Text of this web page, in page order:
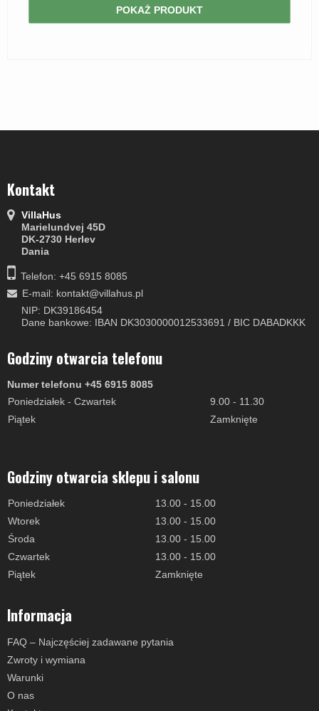
POKAŻ PRODUKT
Kontakt
VillaHus
Marielundvej 45D
DK-2730 Herlev
Dania
Telefon: +45 6915 8085
E-mail: kontakt@villahus.pl
NIP: DK39186454
Dane bankowe: IBAN DK3030000012533691 / BIC DABADKKK
Godziny otwarcia telefonu
Numer telefonu +45 6915 8085
Poniedziałek - Czwartek
9.00 - 11.30
Piątek
Zamknięte
Godziny otwarcia sklepu i salonu
Poniedziałek
13.00 - 15.00
Wtorek
13.00 - 15.00
Środa
13.00 - 15.00
Czwartek
13.00 - 15.00
Piątek
Zamknięte
Informacja
FAQ – Najczęściej zadawane pytania
Zwroty i wymiana
Warunki
O nas